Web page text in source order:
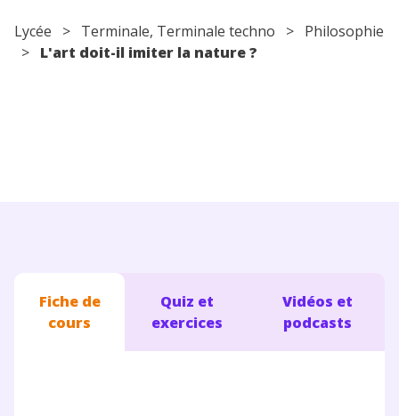
Lycée > Terminale, Terminale techno > Philosophie
> L'art doit-il imiter la nature ?
Fiche de
cours
Quiz et
exercices
Vidéos et
podcasts